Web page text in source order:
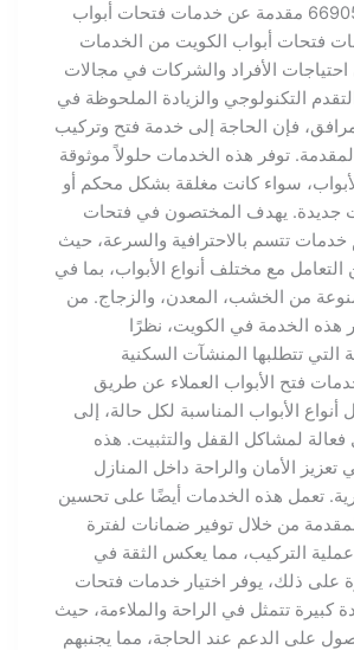
معنا 66905753 مقدمة عن خدمات فتحات أبواب
أبواب الكويت من الخدمات
الأفراد والشركات في مجالات
والزيادة الملحوظة في
فإن الحاجة إلى خدمة فتح وتركيب
توفر هذه الخدمات حلولاً موثوقة
سواء كانت مغلقة بشكل محكم أو
يهدف المختصون في فتحات
تتسم بالاحترافية والسرعة، حيث
مع مختلف أنواع الأبواب، بما في
الخشب، المعدن، والزجاج. من
في الكويت، نظرًا
تتطلبها المنشآت السكنية
الأبواب العملاء عن طريق
المناسبة لكل حالة، إلى
القفل والتثبيت. هذه
الأمان والراحة داخل المنازل
هذه الخدمات أيضًا على تحسين
خلال توفير ضمانات لفترة
مما يعكس الثقة في
يوفر اختيار خدمات فتحات
تتمثل في الراحة والملاءمة، حيث
الدعم عند الحاجة، مما يجنبهم